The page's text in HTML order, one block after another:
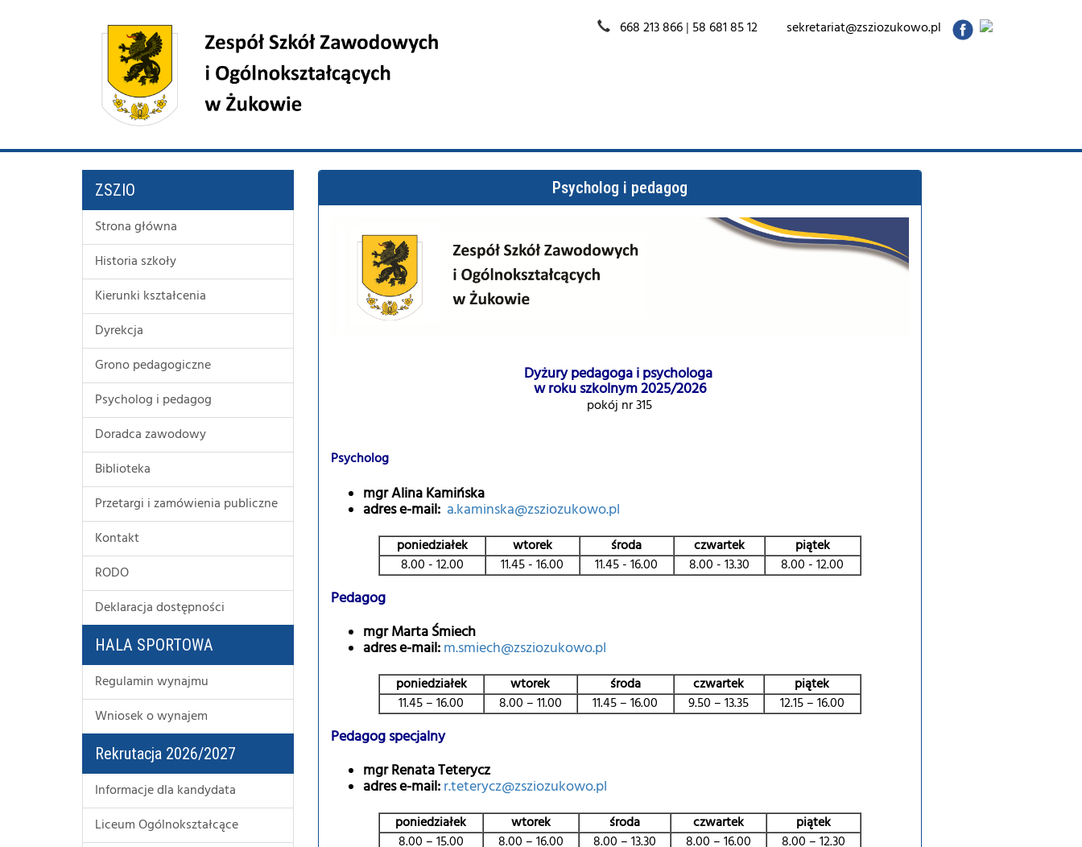
668 213 866| 58 681 85 12 sekretariat@zsziozukowo.pl
ZSZIO
Strona główna
Historia szkoły
Kierunki kształcenia
Dyrekcja
Grono pedagogiczne
Psycholog i pedagog
Doradca zawodowy
Biblioteka
Przetargi i zamówienia publiczne
Kontakt
RODO
Deklaracja dostępności
HALA SPORTOWA
Regulamin wynajmu
Wniosek o wynajem
Rekrutacja 2026/2027
Informacje dla kandydata
Liceum Ogólnokształcące
Psycholog i pedagog
Dyżury pedagoga i psychologa
w roku szkolnym 2025/2026
pokój nr 315
Psycholog
mgr Alina Kamińska
adres e-mail: a.kaminska@zsziozukowo.pl
poniedziałek wtorek środa czwartek
piątek
8.00 - 12.00
11.45 - 16.00 11.45 - 16.00 8.00 - 13.30 8.00 - 12.00
Pedagog
mgr Marta Śmiech
adres e-mail:m.smiech@zsziozukowo.pl
poniedziałek wtorek środa czwartek
piątek
11.45 – 16.00
8.00 – 11.00 11.45 – 16.00 9.50 – 13.35 12.15 – 16.00
Pedagog specjalny
mgr Renata Teterycz
adres e-mail:r.teterycz@zsziozukowo.pl
poniedziałek wtorek środa czwartek
piątek
8.00 – 15.00
8.00 – 16.00 8.00 – 13.30 8.00 – 16.00 8.00 – 12.30